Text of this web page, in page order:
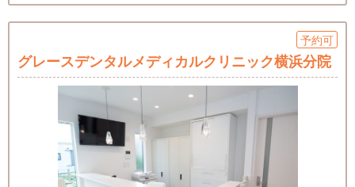
予約可
グレースデンタルメディカルクリニック横浜分院